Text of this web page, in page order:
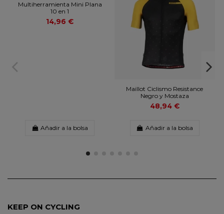
Multiherramienta Mini Plana
10 en 1
14,96 €
Añadir a la bolsa
Maillot Ciclismo Resistance
Negro y Mostaza
48,94 €
Añadir a la bolsa
KEEP ON CYCLING